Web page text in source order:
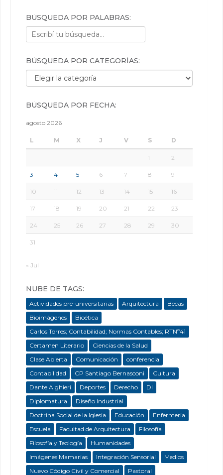
BÚSQUEDA POR PALABRAS:
BÚSQUEDA POR CATEGORÍAS:
Búsqueda por categorías:
BÚSQUEDA POR FECHA:
agosto 2026
L M X J V S D
1 2
3 4 5 6 7 8 9
10 11 12 13 14 15 16
17 18 19 20 21 22 23
24 25 26 27 28 29 30
31
« Jul
NUBE DE TAGS:
Actividades pre-universitarias Arquitectura
Becas
Bioimágenes
Bioética
Carlos Torres; Contabilidad; Normas Contables; RTNº41
Certamen Literario
Ciencias de la Salud
Clase Abierta
Comunicación
conferencia
Contabilidad
CP Santiago Bernasconi
Cultura
Dante Alghieri
Deportes Derecho
DI
Diplomatura
Diseño Industrial
Doctrina Social de la Iglesia
Educación
Enfermeria
Escuela
Facultad de Arquitectura
Filosofía
Filosofía y Teología
Humanidades
Imágenes Mamarias
Integración Sensorial
Medios
Nuevo Código Civil y Comercial
Pastoral